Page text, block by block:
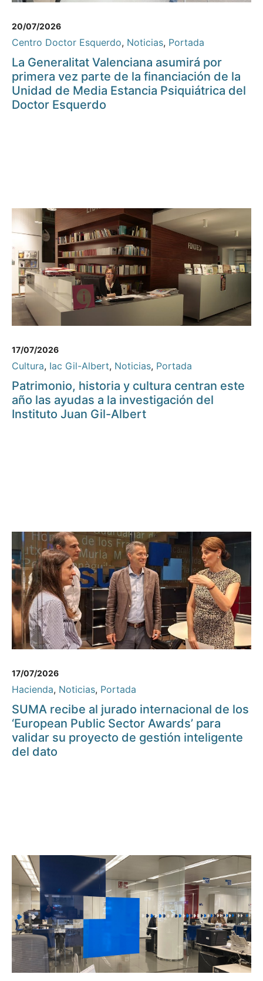
20/07/2026
Centro Doctor Esquerdo, Noticias, Portada
La Generalitat Valenciana asumirá por
primera vez parte de la financiación de la
Unidad de Media Estancia Psiquiátrica del
Doctor Esquerdo
17/07/2026
Cultura, Iac Gil-Albert, Noticias, Portada
Patrimonio, historia y cultura centran este
año las ayudas a la investigación del
Instituto Juan Gil-Albert
17/07/2026
Hacienda, Noticias, Portada
SUMA recibe al jurado internacional de los
‘European Public Sector Awards’ para
validar su proyecto de gestión inteligente
del dato